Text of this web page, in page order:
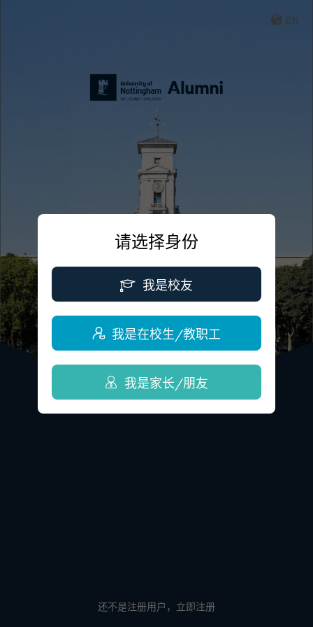
EN
还不是注册用户， 立即注册
请选择身份
我是校友
我是在校生/教职工
我是家长/朋友